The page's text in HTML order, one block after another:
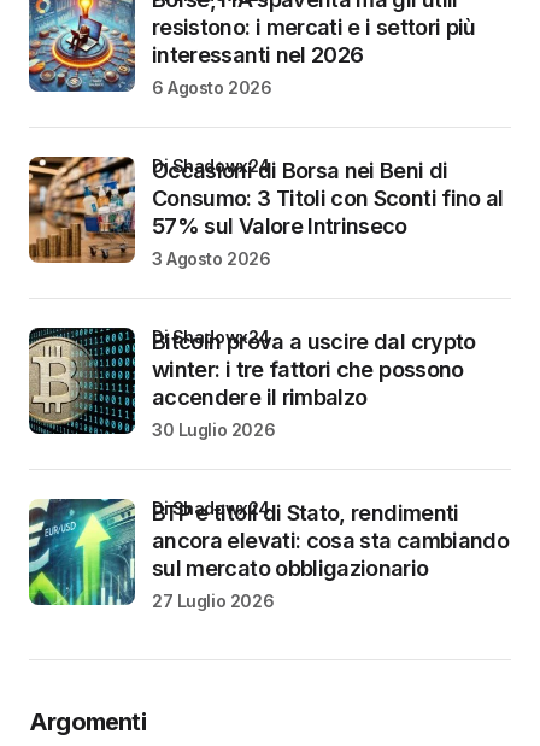
resistono: i mercati e i settori più
interessanti nel 2026
6 Agosto 2026
Occasioni di Borsa nei Beni di
Consumo: 3 Titoli con Sconti fino al
57% sul Valore Intrinseco
di Shadowx24
3 Agosto 2026
Bitcoin prova a uscire dal crypto
winter: i tre fattori che possono
accendere il rimbalzo
di Shadowx24
30 Luglio 2026
BTP e titoli di Stato, rendimenti
ancora elevati: cosa sta cambiando
sul mercato obbligazionario
di Shadowx24
27 Luglio 2026
Argomenti